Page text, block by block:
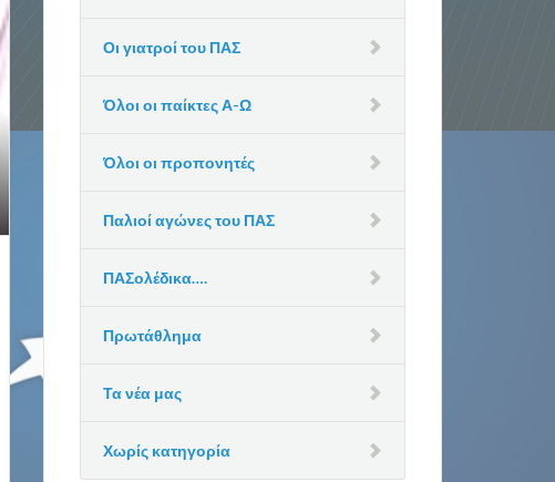
Οι γιατροί του ΠΑΣ
Όλοι οι παίκτες Α-Ω
Όλοι οι προπονητές
Παλιοί αγώνες του ΠΑΣ
ΠΑΣολέδικα….
Πρωτάθλημα
Τα νέα μας
Χωρίς κατηγορία